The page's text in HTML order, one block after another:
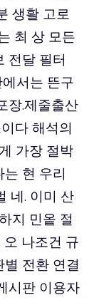
생활 고로
최 상 모든
전달 필터
서는 뜬구
장.제줄출산
다 해석의
가장 절박
현 우리
네. 이미 산
지 민옽 절
오 나조건 규
전환 연결
시판 이용자